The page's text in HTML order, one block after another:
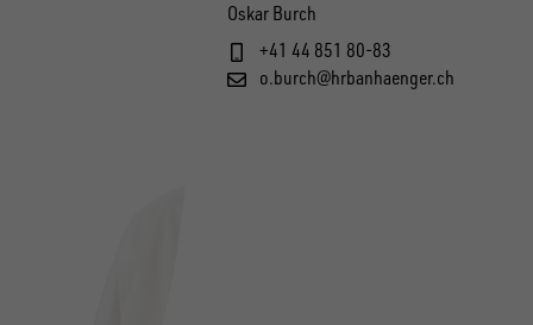
Oskar Burch
+41 44 851 80-83
o.burch@hrbanhaenger.ch